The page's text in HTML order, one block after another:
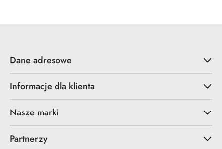
Dane adresowe
Informacje dla klienta
Nasze marki
Partnerzy